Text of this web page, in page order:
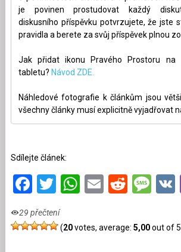
je povinen prostudovat každý
diskusního příspěvku potvrzujete, že jste
pravidla a berete za svůj příspěvek plnou
Jak přidat ikonu Pravého Prostoru na
tabletu? Návod ZDE.
Náhledové fotografie k článkům jsou
všechny články musí explicitně vyjadřovat
Sdílejte článek:
Facebook
Twitter
WhatsApp
EmailReddit
29 přečtení
(20votes, average: 5,00out of